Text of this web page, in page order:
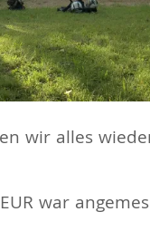
wir alles
war